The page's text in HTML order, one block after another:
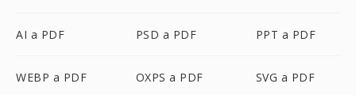
AI a PDF PSD a PDF PPT a PDF
WEBP a PDF OXPS a PDF SVG a PDF